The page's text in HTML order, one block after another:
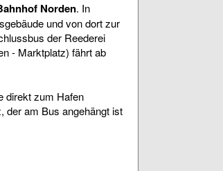
Norden. In
und von dort zur
der Reederei
- Marktplatz) fährt ab
direkt zum Hafen
der am Bus angehängt ist